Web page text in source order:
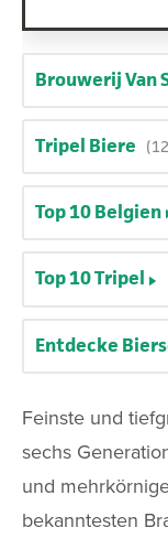
Feinste und
sechs
und
bekanntesten
Brouwerij Van
Tripel Biere
Top 10 Belgien
Top 10 Tripel
Entdecke